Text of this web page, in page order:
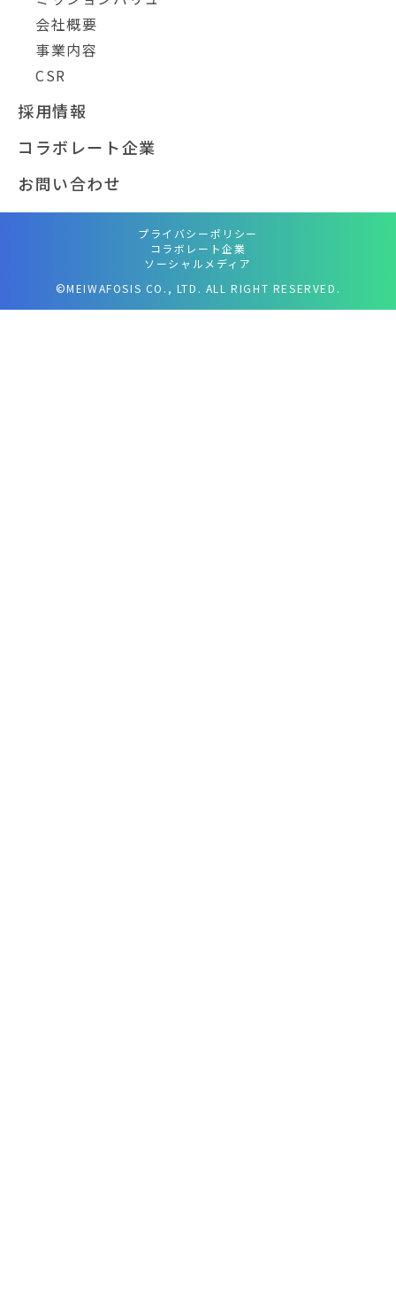
会社概要
事業内容
CSR
採用情報
コラボレート企業
お問い合わせ
プライバシーポリシー
コラボレート企業
ソーシャルメディア
©MEIWAFOSIS CO., LTD. ALL RIGHT RESERVED.